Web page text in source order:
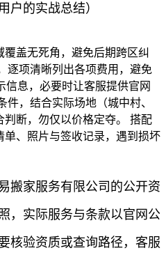
户的实战总结）
盖无死角，避免后期跨区纠
逐项清晰列出各项费用，避免
信息，必要时让客服提供官网
，结合实际场地（城中村、
断，勿仅以价格定夺。 搭配
、照片与签收记录，遇到损坏
搬家服务有限公司的公开资
，实际服务与条款以官网公
核验资质或查询路径，客服